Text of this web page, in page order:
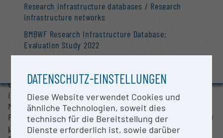
Research infrastructure databases / Research
infrastructure networks
BMBWF Research Infrastructure Database:
Evaluation Study 2022
Das beschaffene Gerät – Nicolet in 10 MX IR
Microskop - ist ein FTIR-Mikroskop mit
entsprechender instrumenteller Ausstattung für
FTIR-Mikronalyse. Es ermöglicht die Aufnahme von
FTIR-Spektren von festen (Partikel, Pulver, Faser,
gasförmigen) in Mikrobereich, sowohl als
Oberflächenanalyse oder im Transmissionsmodus
im Bereich von 4000 – 400 cm-1). Mit eingebautem
MCT-Detektor ist es möglich, Partikel oder
Probeflächen mit einem Durchmesser kleiner als 20
μm zu analysieren und ist mit einem motorisierten
DATENSCHUTZ-EINSTELLUNGEN
Diese Website verwendet Cookies und
ähnliche Technologien, soweit dies
technisch für die Bereitstellung der
Dienste erforderlich ist, sowie darüber